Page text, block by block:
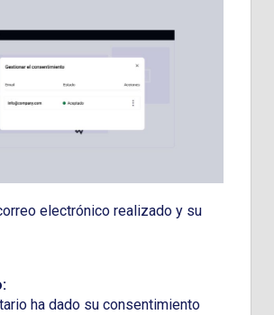
electrónico realizado y su
ha dado su consentimiento